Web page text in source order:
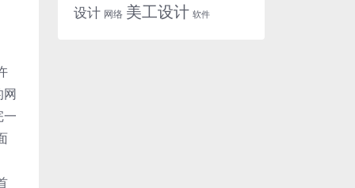
网
一
设计 网络 美工设计 软件